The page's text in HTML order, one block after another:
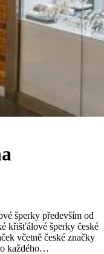
šperky především od
křišťálové šperky české
včetně české značky
každého…